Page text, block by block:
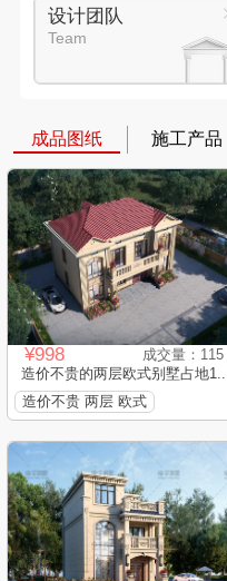
设计团队
Team
成品图纸 施工产品
¥998
成交量：115
造价不贵的两层欧式别墅占地1...
造价不贵 两层 欧式